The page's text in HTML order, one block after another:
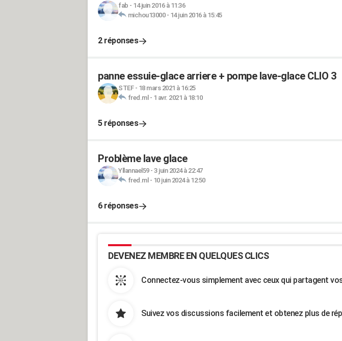
fab - 14 juin 2016 à 11:36
michou13000- 14 juin 2016 à 15:45
2 réponses
panne essuie-glace arriere + pompe lave-glace CLIO 3
STEF- 18 mars 2021 à 16:25
fred.ml - 1 avr. 2021 à 18:10
5 réponses
Problème lave glace
Yllannael59- 3 juin 2024 à 22:47
fred.ml - 10 juin 2024 à 12:50
6 réponses
DEVENEZ MEMBRE EN QUELQUES CLICS
Connectez-vous simplement avec ceux qui partagent
Suivez vos discussions facilement et obtenez plus de